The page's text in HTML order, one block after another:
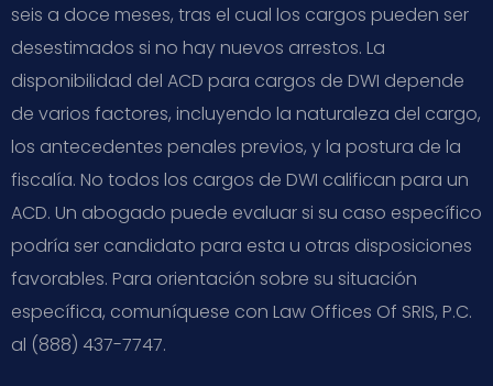
seis a doce meses, tras el cual los cargos pueden ser
desestimados si no hay nuevos arrestos. La
disponibilidad del ACD para cargos de DWI depende
de varios factores, incluyendo la naturaleza del cargo,
los antecedentes penales previos, y la postura de la
fiscalía. No todos los cargos de DWI califican para un
ACD. Un abogado puede evaluar si su caso específico
podría ser candidato para esta u otras disposiciones
favorables. Para orientación sobre su situación
específica, comuníquese con Law Offices Of SRIS, P.C.
al (888) 437-7747.